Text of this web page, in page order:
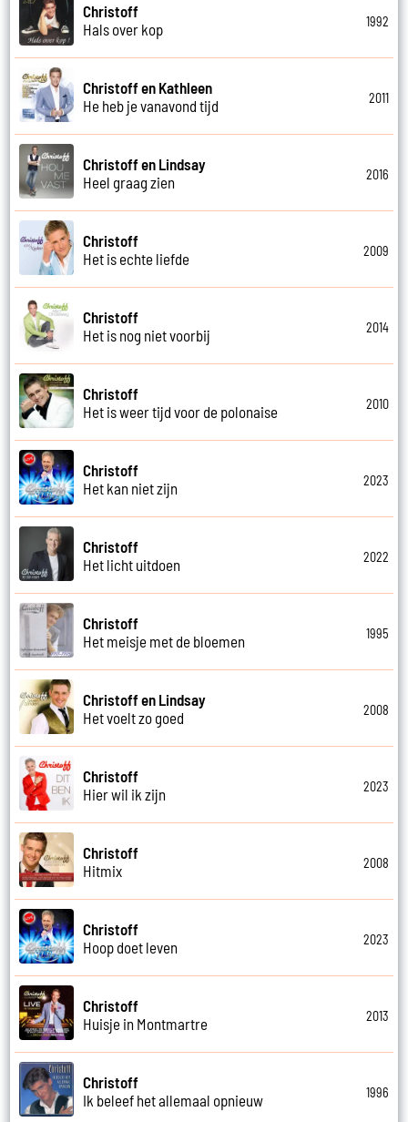
Christoff
Hals over kop
1992
Christoff en Kathleen
He heb je vanavond tijd
2011
Christoff en Lindsay
Heel graag zien
2016
Christoff
Het is echte liefde
2009
Christoff
Het is nog niet voorbij
2014
Christoff
Het is weer tijd voor de polonaise
2010
Christoff
Het kan niet zijn
2023
Christoff
Het licht uitdoen
2022
Christoff
Het meisje met de bloemen
1995
Christoff en Lindsay
Het voelt zo goed
2008
Christoff
Hier wil ik zijn
2023
Christoff
Hitmix
2008
Christoff
Hoop doet leven
2023
Christoff
Huisje in Montmartre
2013
Christoff
Ik beleef het allemaal opnieuw
1996